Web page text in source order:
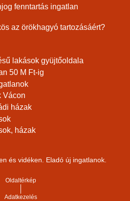
fenntartás ingatlan
az örökhagyó tartozásáért?
lakások gyüjtőoldala
50 M Ft-ig
Vácon
házak
házak
és vidéken. Eladó új ingatlanok.
Oldaltérkép
Adatkezelés